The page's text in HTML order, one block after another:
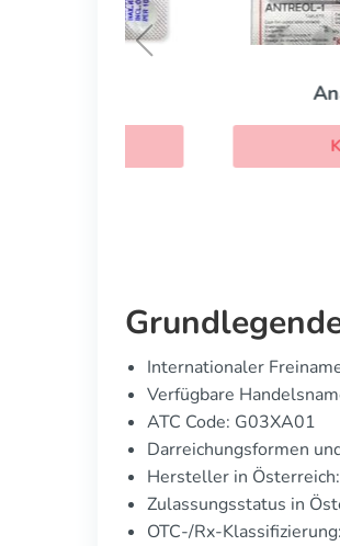
Anastrozol
Internationaler
Verfügbare
ATC Code: G03XA01
Darreichungsformen
Hersteller in
Zulassungsstatus in
OTC-/Rx-